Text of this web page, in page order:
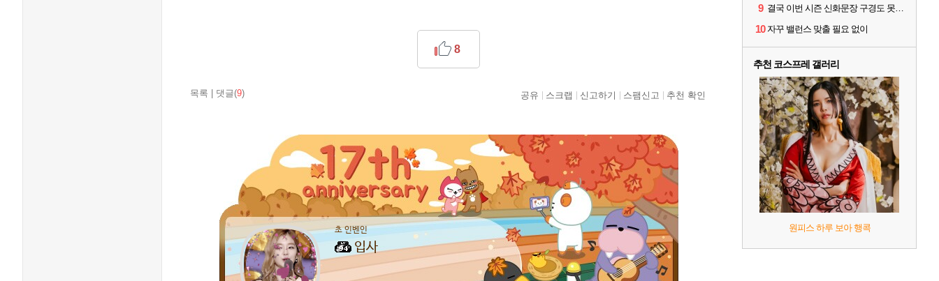
목록 댓글(9)
8
공유 스크랩 신고하기 스팸신고 추천 확인
초 인벤인
입사
9 결국 이번 시즌 신화문장 구경도 못하고 접습니다.
10 자꾸 밸런스 맞출 필요 없이
추천 코스프레 갤러리
원피스 하루 보아 행콕